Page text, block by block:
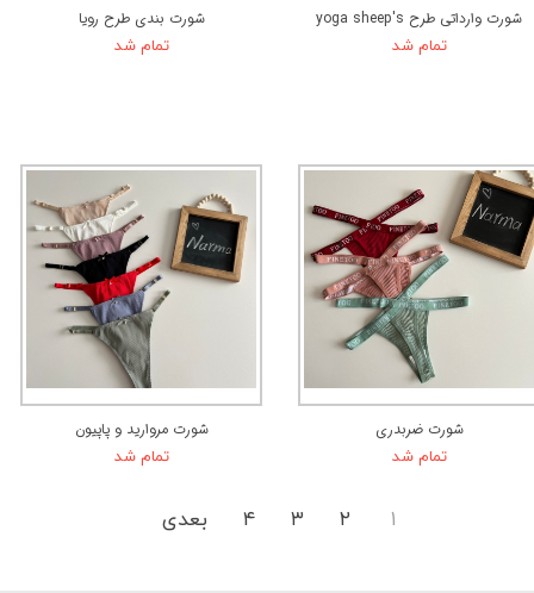
شورت وارداتی طرح yoga sheep's
تمام شد
شورت بندی طرح رویا
تمام شد
شورت ضربدری
تمام شد
شورت مروارید و پاپیون
تمام شد
۱ ۲ ۳ ۴ بعدی